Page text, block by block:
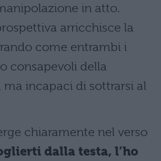
in atto.
arricchisce la
come entrambi i
consapevoli della
incapaci di sottrarsi al
chiaramente nel verso
dalla testa, l’ho